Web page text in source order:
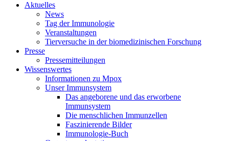
Aktuelles
News
Tag der Immunologie
Veranstaltungen
Tierversuche in der biomedizinischen Forschung
Presse
Pressemitteilungen
Wissenswertes
Informationen zu Mpox
Unser Immunsystem
Das angeborene und das erworbene
Immunsystem
Die menschlichen Immunzellen
Faszinierende Bilder
Immunologie-Buch